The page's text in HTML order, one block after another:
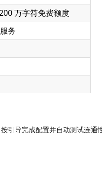
万字符免费额度
务
按引导完成配置并自动测试连通